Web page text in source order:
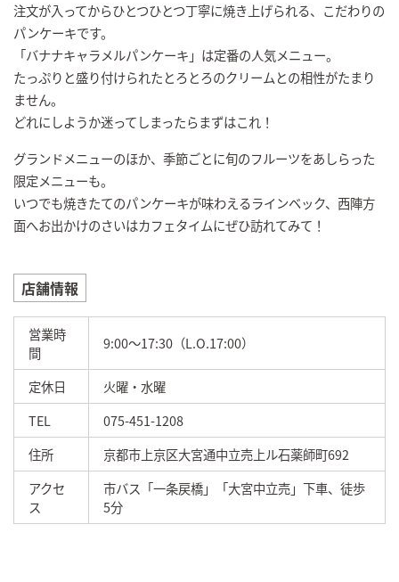
注文が入ってからひとつひとつ丁寧に焼き上げられる、こだわりの
パンケーキです。
「バナナキャラメルパンケーキ」は定番の人気メニュー。
たっぷりと盛り付けられたとろとろのクリームとの相性がたまり
ません。
どれにしようか迷ってしまったらまずはこれ！
グランドメニューのほか、季節ごとに旬のフルーツをあしらった
限定メニューも。
いつでも焼きたてのパンケーキが味わえるラインベック、西陣方
面へお出かけのさいはカフェタイムにぜひ訪れてみて！
店舗情報
営業時
間
9:00～17:30（L.O.17:00）
定休日
火曜・水曜
TEL
075-451-1208
住所
京都市上京区大宮通中立売上ル石薬師町692
アクセ
ス
市バス「一条戻橋」「大宮中立売」下車、徒歩
5分